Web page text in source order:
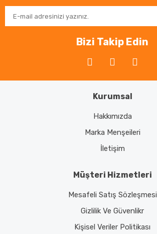
Bizi Takip Edin
Kurumsal
Hakkımızda
Marka Menşeileri
İletişim
Müşteri Hizmetleri
Mesafeli Satış Sözleşmesi
Gizlilik Ve Güvenlikr
Kişisel Veriler Politikası